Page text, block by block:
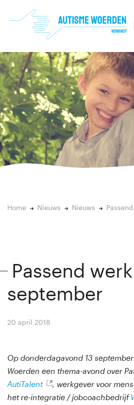
Home Nieuws Nieuws
Passend
september
20 april 2018
Op donderdagavond 13
Woerden een thema-avond over
AutiTalent
, werkgever voor
het re-integratie / jobcoachbedrijf